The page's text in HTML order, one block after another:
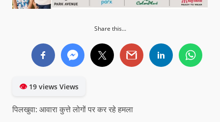
Share this...
👁19 views Views
पिलखुवा: आवारा कुत्ते लोगों पर कर रहे हमला